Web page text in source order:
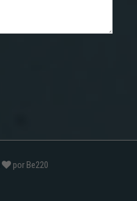
por Be220